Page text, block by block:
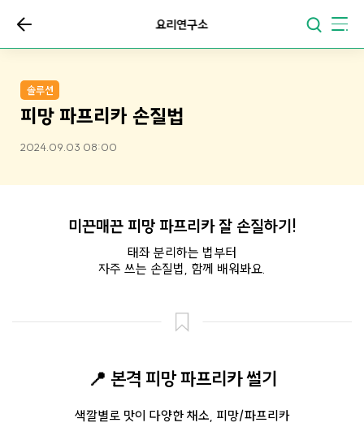
요리연구소
솔루션
피망 파프리카 손질법
2024.09.03 08:00
미끈매끈 피망 파프리카 잘 손질하기!
태좌 분리하는 법부터
자주 쓰는 손질법, 함께 배워봐요.
📍 본격 피망 파프리카 썰기
색깔별로 맛이 다양한 채소, 피망/파프리카